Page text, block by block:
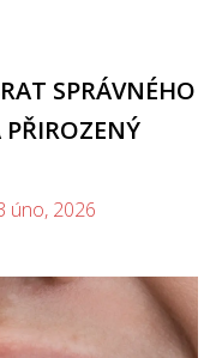
SPRÁVNÉHO
úno, 2026